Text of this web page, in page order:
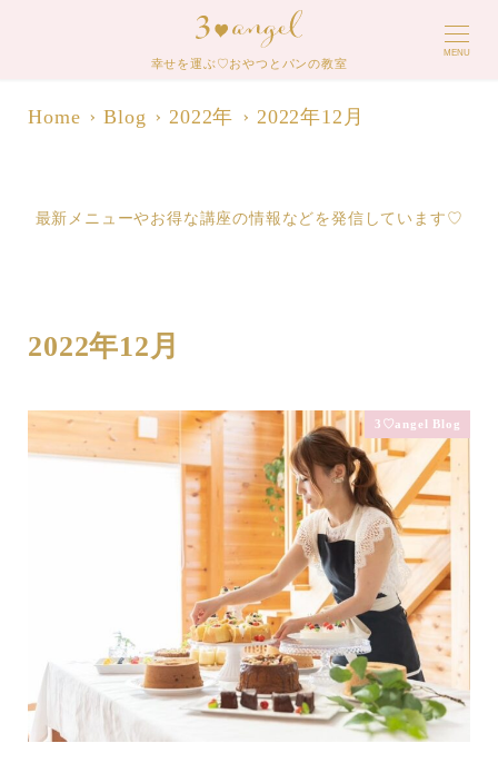
幸せを運ぶ♡おやつとパンの教室
MENU
Home Blog 2022年 2022年12月
最新メニューやお得な講座の情報などを発信しています♡
2022年12月
3♡angel Blog